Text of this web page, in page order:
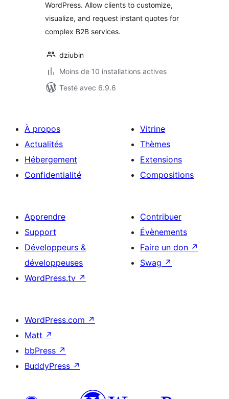
WordPress. Allow clients to customize,
visualize, and request instant quotes for
complex B2B services.
dziubin
Moins de 10 installations actives
Testé avec 6.9.6
À propos
Actualités
Hébergement
Confidentialité
Vitrine
Thèmes
Extensions
Compositions
Apprendre
Support
Développeurs &
développeuses
WordPress.tv ↗
Contribuer
Évènements
Faire un don ↗
Swag ↗
WordPress.com ↗
Matt ↗
bbPress ↗
BuddyPress ↗